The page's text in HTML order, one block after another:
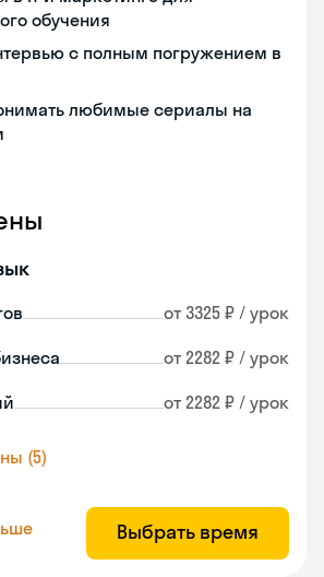
обучения
с полным погружением в
любимые сериалы на
от 3325 ₽ / урок
от 2282 ₽ / урок
от 2282 ₽ / урок
(5)
Выбрать время